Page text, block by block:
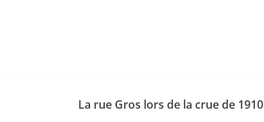
La rue Gros lors de la crue de 1910